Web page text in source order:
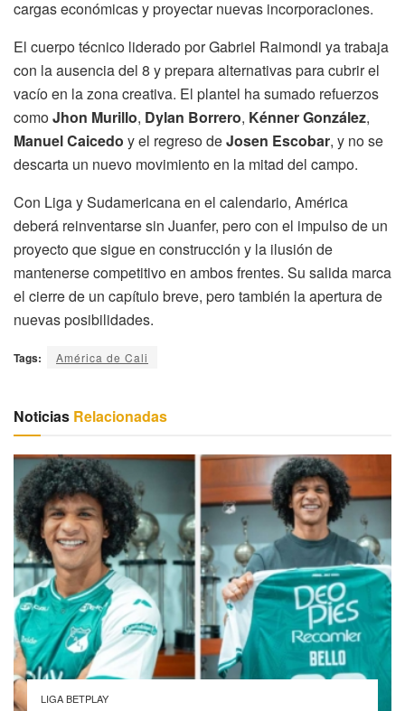
cargas económicas y proyectar nuevas incorporaciones.
El cuerpo técnico liderado por Gabriel Raimondi ya trabaja
con la ausencia del 8 y prepara alternativas para cubrir el
vacío en la zona creativa. El plantel ha sumado refuerzos
comoJhon Murillo, Dylan Borrero, Kénner González,
Manuel Caicedo y el regreso deJosen Escobar, y no se
descarta un nuevo movimiento en la mitad del campo.
Con Liga y Sudamericana en el calendario, América
deberá reinventarse sin Juanfer, pero con el impulso de un
proyecto que sigue en construcción y la ilusión de
mantenerse competitivo en ambos frentes. Su salida marca
el cierre de un capítulo breve, pero también la apertura de
nuevas posibilidades.
Tags: América de Cali
Noticias Relacionadas
LIGA BETPLAY